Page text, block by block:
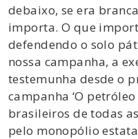
debaixo, se era
importa. O que
defendendo o solo
nossa campanha, a
testemunha desde o
campanha ‘O
brasileiros de todas
pelo monopólio